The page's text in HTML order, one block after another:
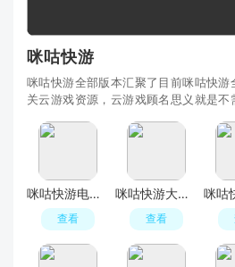
咪咕快游
咪咕快游全部版本汇聚了目前咪咕快
关云游戏资源，云游戏顾名思义就是不
咪咕快游电视手柄通用版
查看
咪咕快游大屏版免付费版
查看